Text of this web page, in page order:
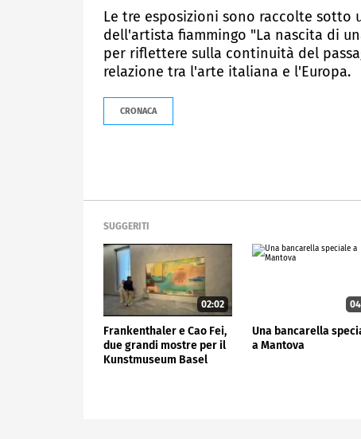
Le tre esposizioni sono raccolte sotto
dell'artista fiammingo "La nascita di
per riflettere sulla continuità del
relazione tra l'arte italiana e l'Europa.
CRONACA
SUGGERITI
02:02
Frankenthaler e Cao Fei,
due grandi mostre per il
Kunstmuseum Basel
Una bancarella
a Mantova